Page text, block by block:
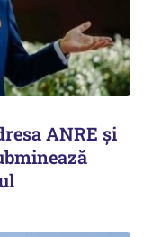
ANRE şi